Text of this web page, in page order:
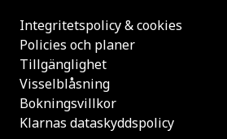
Integritetspolicy & cookies
Policies och planer
Tillgänglighet
Visselblåsning
Bokningsvillkor
Klarnas dataskyddspolicy